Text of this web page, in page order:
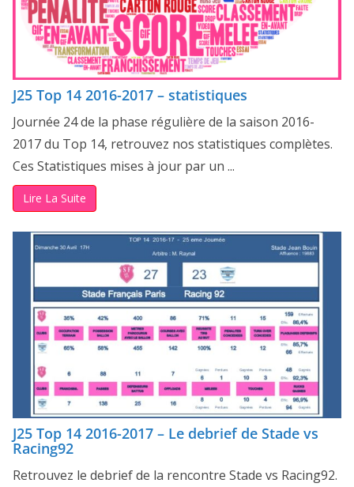
J25 Top 14 2016-2017 – statistiques
Journée 24 de la phase régulière de la saison 2016-
2017 du Top 14, retrouvez nos statistiques complètes.
Ces Statistiques mises à jour par un ...
Lire La Suite
J25 Top 14 2016-2017 – Le debrief de Stade vs
Racing92
Retrouvez le debrief de la rencontre Stade vs Racing92.